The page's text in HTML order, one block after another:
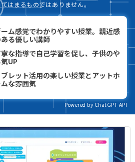
はまるものではありません。
ム感覚でわかりやすい授業。親近感
る優しい講師
な指導で自己学習を促し、子供のや
UP
レット活用の楽しい授業とアットホ
な雰囲気
Powered by ChatGPT API